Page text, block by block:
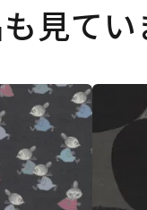
見てい